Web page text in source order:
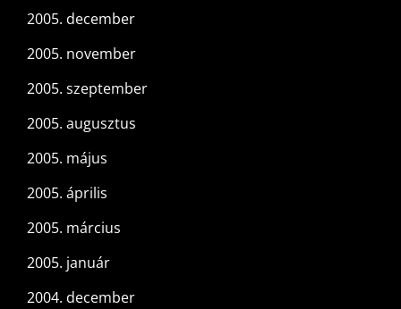
2005. december
2005. november
2005. szeptember
2005. augusztus
2005. május
2005. április
2005. március
2005. január
2004. december